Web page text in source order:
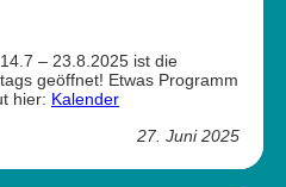
– 23.8.2025 ist die
geöffnet! Etwas Programm
hier: Kalender
27. Juni 2025